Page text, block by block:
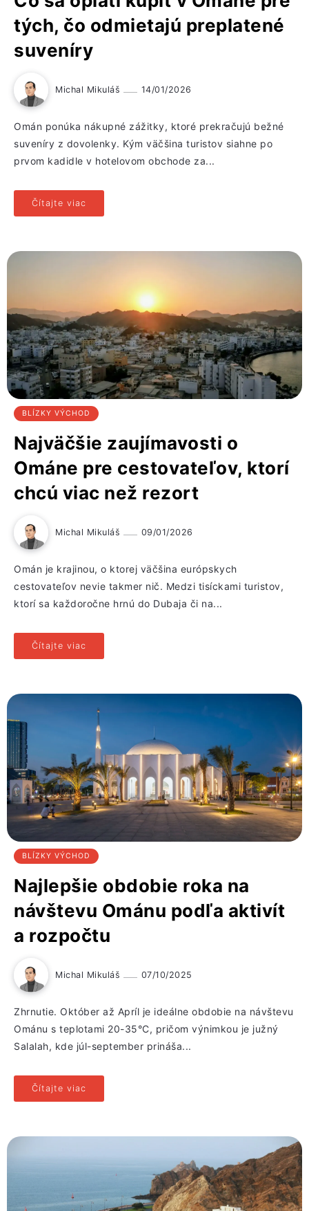
tých, čo odmietajú preplatené
suveníry
Michal Mikuláš 14/01/2026
Omán ponúka nákupné zážitky, ktoré prekračujú bežné
suveníry z dovolenky. Kým väčšina turistov siahne po
prvom kadidle v hotelovom obchode za...
Čítajte viac
BLÍZKY VÝCHOD
Najväčšie zaujímavosti o
Ománe pre cestovateľov, ktorí
chcú viac než rezort
Michal Mikuláš 09/01/2026
Omán je krajinou, o ktorej väčšina európskych
cestovateľov nevie takmer nič. Medzi tisíckami turistov,
ktorí sa každoročne hrnú do Dubaja či na...
Čítajte viac
BLÍZKY VÝCHOD
Najlepšie obdobie roka na
návštevu Ománu podľa aktivít
a rozpočtu
Michal Mikuláš 07/10/2025
Zhrnutie. Október až Apríl je ideálne obdobie na návštevu
Ománu s teplotami 20-35°C, pričom výnimkou je južný
Salalah, kde júl-september prináša...
Čítajte viac